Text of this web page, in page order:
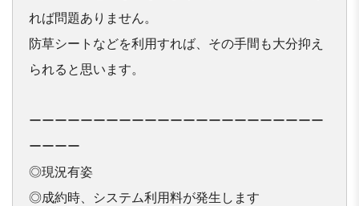
れば問題ありま せん。
防草シートなどを利用すれば、その手間も大分抑え
られると思いま す。
ーーーーーーーーーーーーーーーーーーーーーーー
ーーーー
◎現況有姿
◎成約時、システム利用料が発生します